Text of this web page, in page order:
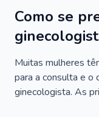
Como se
Muitas mulheres
para a consulta e o
ginecologista. As